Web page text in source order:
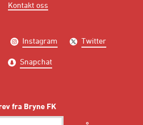
Kontakt oss
Instagram Twitter
Snapchat
fra Bryne FK